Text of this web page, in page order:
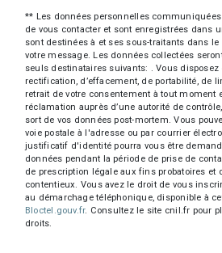
** Les données personnelles
de vous contacter et sont enregistrées dans
sont destinées à et ses sous-traitants dans
votre message. Les données collectées
seuls destinataires suivants: . Vous disposez
rectification, d’effacement, de portabilité, de
retrait de votre consentement à tout moment
réclamation auprès d’une autorité de
sort de vos données post-mortem. Vous
voie postale à l'adresse ou par courrier
justificatif d'identité pourra vous être
données pendant la période de prise de
de prescription légale aux fins probatoires et
contentieux. Vous avez le droit de vous
au démarchage téléphonique, disponible à
Bloctel.gouv.fr. Consultez le site cnil.fr pour
droits.